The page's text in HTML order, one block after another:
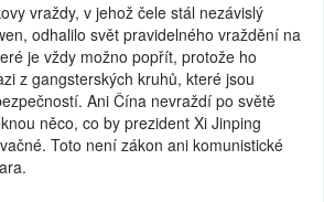
vraždy, v jehož čele stál nezávislý
odhalilo svět pravidelného vraždění na
je vždy možno popřít, protože ho
z gangsterských kruhů, které jsou
Ani Čína nevraždí po světě
něco, co by prezident Xi Jinping
Toto není zákon ani komunistické